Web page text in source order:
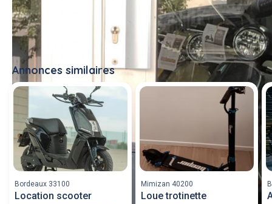
Annonces similaires Tout voir
Bordeaux 33100
Location scooter
Mimizan 40200
Loue trotinette